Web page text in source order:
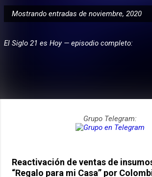
PARTICIPA
E
t
a
Mostrando entradas de noviembre, 2020
El Siglo 21 es Hoy — episodio completo:
Grupo Telegram:
Reactivación de ventas de
“Regalo para mi Casa” por